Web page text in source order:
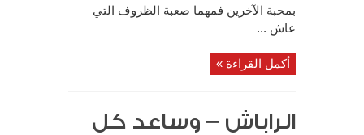
بمحبة الآخرين فمهما صعبة الظروف التي
عاش ...
أكمل القراءة »
الراباش – وساعد كل